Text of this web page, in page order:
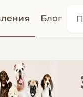
Блог